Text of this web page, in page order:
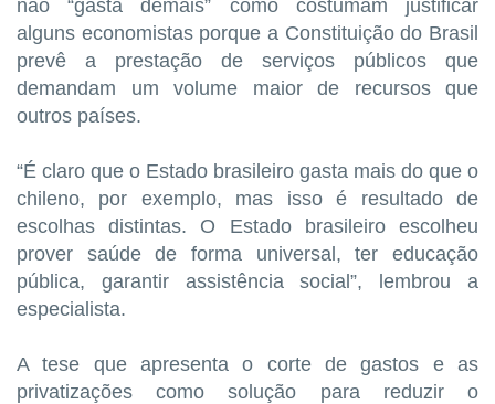
não “gasta demais” como costumam justificar
alguns economistas porque a Constituição do Brasil
prevê a prestação de serviços públicos que
demandam um volume maior de recursos que
outros países.
“É claro que o Estado brasileiro gasta mais do que o
chileno, por exemplo, mas isso é resultado de
escolhas distintas. O Estado brasileiro escolheu
prover saúde de forma universal, ter educação
pública, garantir assistência social”, lembrou a
especialista.
A tese que apresenta o corte de gastos e as
privatizações como solução para reduzir o